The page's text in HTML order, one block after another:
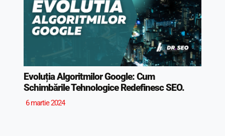
Evoluția Algoritmilor Google: Cum
Schimbările Tehnologice Redefinesc SEO.
6 martie 2024